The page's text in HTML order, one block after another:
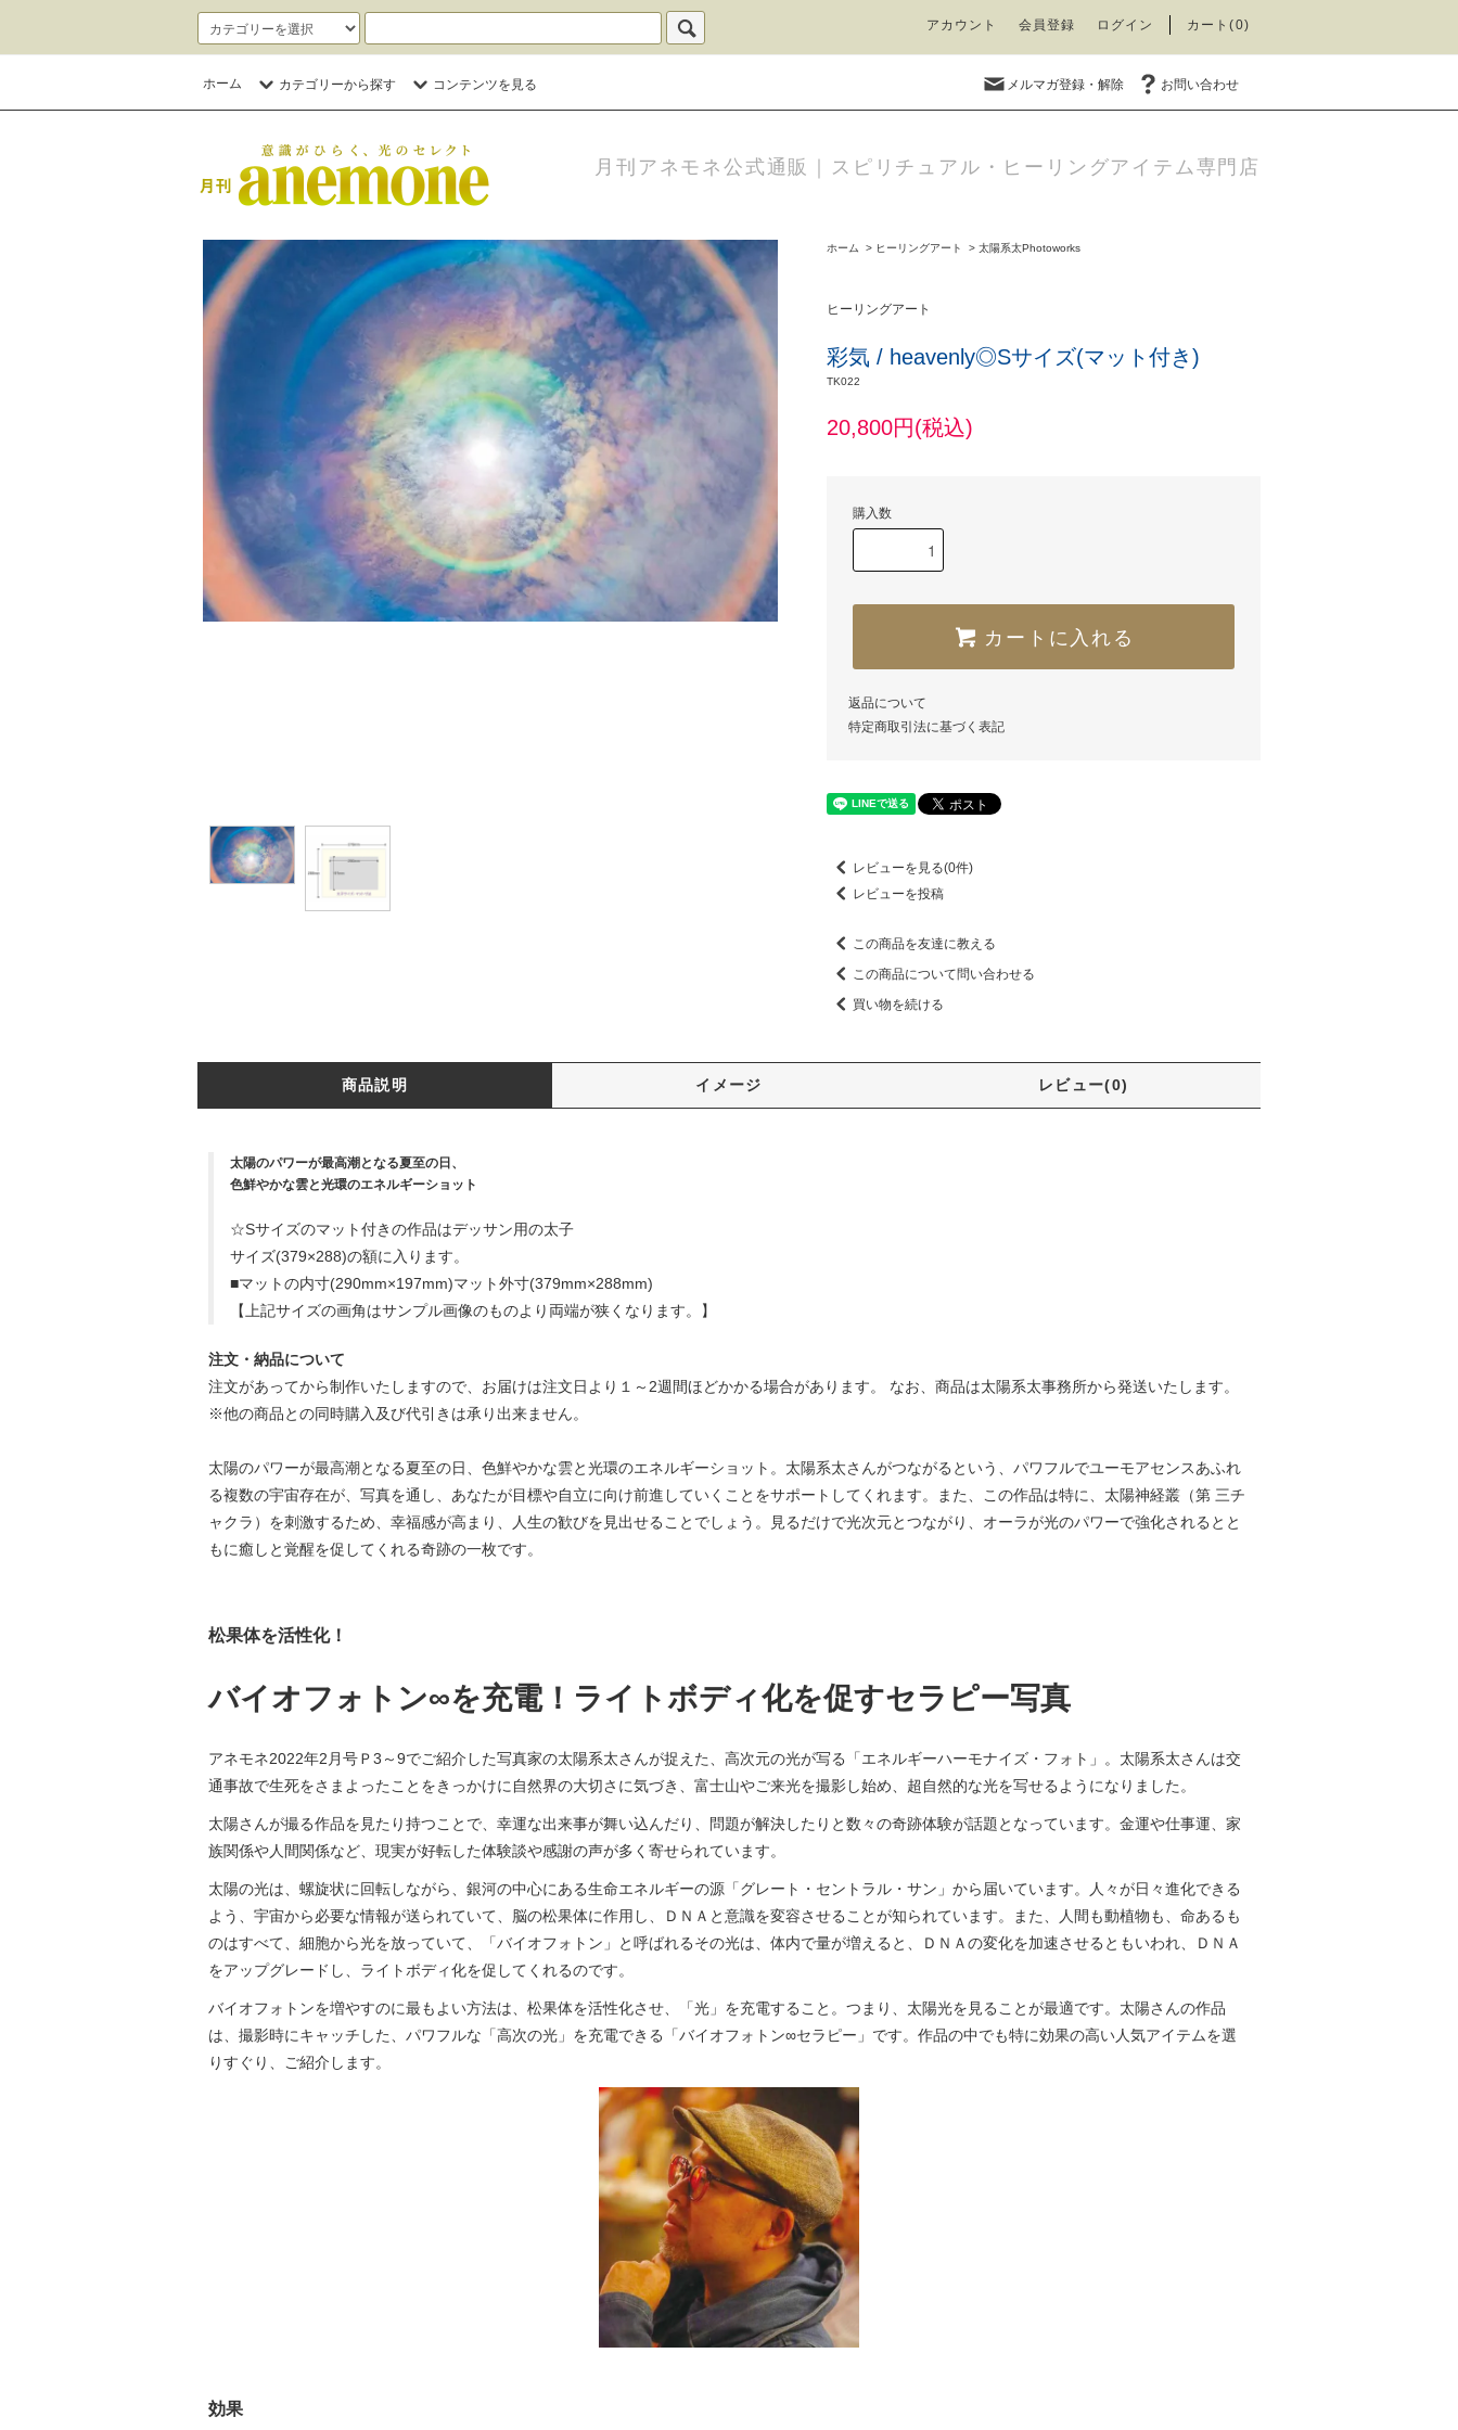
アカウント 会員登録 ログイン カート(0)
ホーム カテゴリーから探す コンテンツを見る メルマガ登録・解除 お問い合わせ
月刊アネモネ公式通販｜スピリチュアル・ヒーリングアイテム専門店
ホーム > ヒーリングアート > 太陽系太Photoworks
ヒーリングアート
彩気 / heavenly◎Sサイズ(マット付き)
TK022
20,800円(税込)
購入数
カートに入れる
返品について
特定商取引法に基づく表記
レビューを見る(0件)
レビューを投稿
この商品を友達に教える
この商品について問い合わせる
買い物を続ける
商品説明 イメージ レビュー(0)
太陽のパワーが最高潮となる夏至の日、
色鮮やかな雲と光環のエネルギーショット
☆Sサイズのマット付きの作品はデッサン用の太子
サイズ(379×288)の額に入ります。
■マットの内寸(290mm×197mm)マット外寸(379mm×288mm)
【上記サイズの画角はサンプル画像のものより両端が狭くなります。】
注文・納品について
注文があってから制作いたしますので、お届けは注文日より１～2週間ほどかかる場合があります。 なお、商品は太陽系太事務所から発送いたします。
※他の商品との同時購入及び代引きは承り出来ません。
太陽のパワーが最高潮となる夏至の日、色鮮やかな雲と光環のエネルギーショット。太陽系太さんがつながるという、パワフルでユーモアセンスあふれ
る複数の宇宙存在が、写真を通し、あなたが目標や自立に向け前進していくことをサポートしてくれます。また、この作品は特に、太陽神経叢（第 三チ
ャクラ）を刺激するため、幸福感が高まり、人生の歓びを見出せることでしょう。見るだけで光次元とつながり、オーラが光のパワーで強化されるとと
もに癒しと覚醒を促してくれる奇跡の一枚です。
松果体を活性化！
バイオフォトン∞を充電！ライトボディ化を促すセラピー写真
アネモネ2022年2月号Ｐ3～9でご紹介した写真家の太陽系太さんが捉えた、高次元の光が写る「エネルギーハーモナイズ・フォト」。太陽系太さんは交
通事故で生死をさまよったことをきっかけに自然界の大切さに気づき、富士山やご来光を撮影し始め、超自然的な光を写せるようになりました。
太陽さんが撮る作品を見たり持つことで、幸運な出来事が舞い込んだり、問題が解決したりと数々の奇跡体験が話題となっています。金運や仕事運、家
族関係や人間関係など、現実が好転した体験談や感謝の声が多く寄せられています。
太陽の光は、螺旋状に回転しながら、銀河の中心にある生命エネルギーの源「グレート・セントラル・サン」から届いています。人々が日々進化できる
よう、宇宙から必要な情報が送られていて、脳の松果体に作用し、ＤＮＡと意識を変容させることが知られています。また、人間も動植物も、命あるも
のはすべて、細胞から光を放っていて、「バイオフォトン」と呼ばれるその光は、体内で量が増えると、ＤＮＡの変化を加速させるともいわれ、ＤＮＡ
をアップグレードし、ライトボディ化を促してくれるのです。
バイオフォトンを増やすのに最もよい方法は、松果体を活性化させ、「光」を充電すること。つまり、太陽光を見ることが最適です。太陽さんの作品
は、撮影時にキャッチした、パワフルな「高次の光」を充電できる「バイオフォトン∞セラピー」です。作品の中でも特に効果の高い人気アイテムを選
りすぐり、ご紹介します。
効果